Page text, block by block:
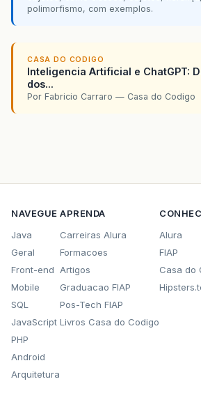
polimorfismo, com exemplos.
CASA DO CODIGO
Inteligencia Artificial e ChatGPT:
dos...
Por Fabricio Carraro — Casa do Codigo
NAVEGUE
Java
Geral
Front-end
Mobile
SQL
JavaScript
PHP
Android
Arquitetura
APRENDA
Carreiras Alura
Formacoes
Artigos
Graduacao FIAP
Pos-Tech FIAP
Livros Casa do Codigo
Alura
FIAP
Casa do